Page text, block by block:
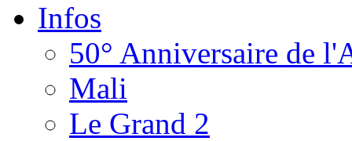
Infos
50° Anniversaire de
Mali
Le Grand 2